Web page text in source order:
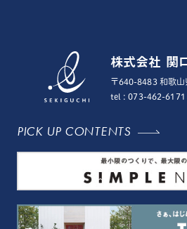
株式会社 関
〒640-8483 和歌
tel : 073-462-6171
PICK UP CONTENTS